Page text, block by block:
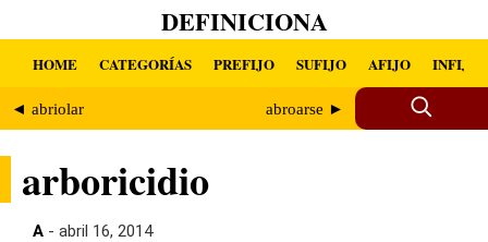
DEFINICIONA
HOME CATEGORÍAS PREFIJO SUFIJO AFIJO INFIJO
◄ abriolar abroarse ►
arboricidio
A - abril 16, 2014